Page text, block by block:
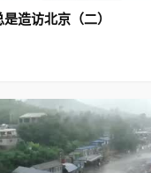
造访北京（二）